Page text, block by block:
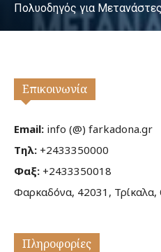
Πολυοδηγός για
Επικοινωνία
Email: info (@) farkadona.gr
Τηλ: +2433350000
Φαξ: +2433350018
Φαρκαδόνα, 42031, Τρίκαλα,
Πληροφορίες